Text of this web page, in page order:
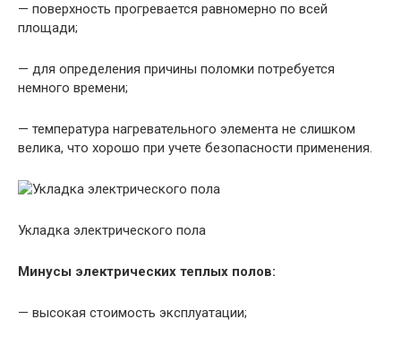
— поверхность прогревается равномерно по всей
площади;
— для определения причины поломки потребуется
немного времени;
— температура нагревательного элемента не слишком
велика, что хорошо при учете безопасности применения.
Укладка электрического пола
Минусы электрических теплых полов:
— высокая стоимость эксплуатации;